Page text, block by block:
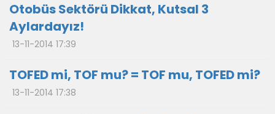
Otobüs Sektörü Dikkat, Kutsal 3
Aylardayız!
13-11-2014 17:39
TOFED mi, TOF mu? = TOF mu, TOFED mi?
13-11-2014 17:38